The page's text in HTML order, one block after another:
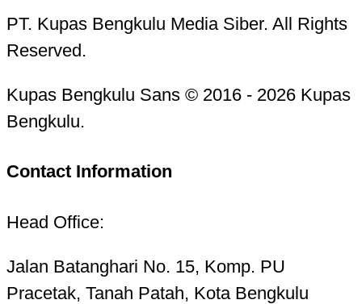
PT. Kupas Bengkulu Media Siber. All Rights
Reserved.
Kupas Bengkulu Sans © 2016 - 2026 Kupas
Bengkulu.
Contact Information
Head Office:
Jalan Batanghari No. 15, Komp. PU
Pracetak, Tanah Patah, Kota Bengkulu